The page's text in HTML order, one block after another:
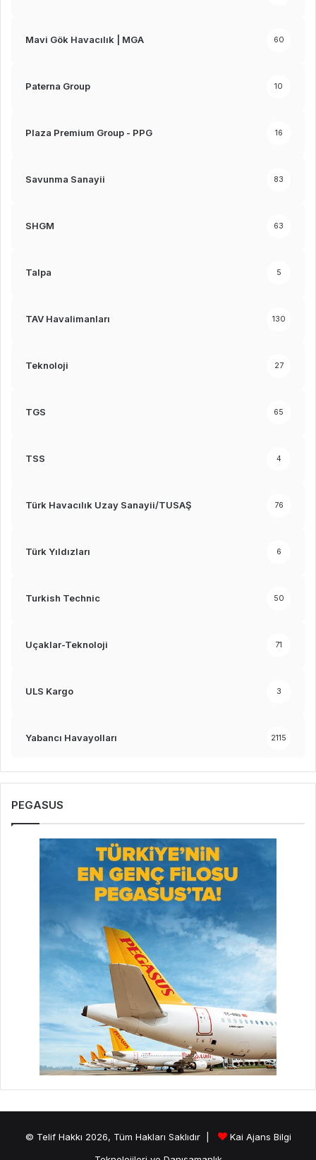
Mavi Gök Havacılık | MGA 60
Paterna Group 10
Plaza Premium Group - PPG 16
Savunma Sanayii 83
SHGM 63
Talpa 5
TAV Havalimanları 130
Teknoloji 27
TGS 65
TSS 4
Türk Havacılık Uzay Sanayii/TUSAŞ 76
Türk Yıldızları 6
Turkish Technic 50
Uçaklar-Teknoloji 71
ULS Kargo 3
Yabancı Havayolları 2115
PEGASUS
© Telif Hakkı 2026, Tüm Hakları Saklıdır |
Kai Ajans Bilgi